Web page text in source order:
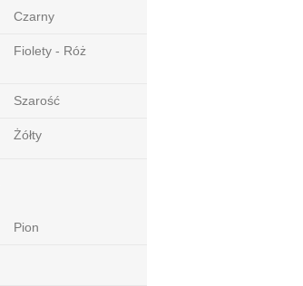
Czarny
Fiolety - Róż
Szarość
Żółty
Pion